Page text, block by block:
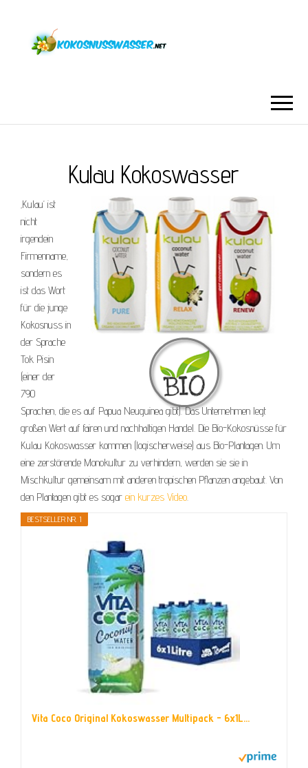
Kulau Kokoswasser
‚Kulau‘ ist
nicht
irgendein
Firmenname,
sondern es
ist das Wort
für die junge
Kokosnuss in
der Sprache
Tok Pisin
(einer der
790
Sprachen, die es auf Papua Neuguinea gibt). Das Unternehmen legt
großen Wert auf fairen und nachhaltigen Handel. Die Bio-Kokosnüsse für
Kulau Kokoswasser kommen (logischerweise) aus Bio-Plantagen. Um
eine zerstörende Monokultur zu verhindern, werden sie sie in
Mischkultur gemeinsam mit anderen tropischen Pflanzen angebaut. Von
den Plantagen gibt es sogar ein kurzes Video.
BESTSELLER NR. 1
Vita Coco Original Kokoswasser Multipack - 6x1L...